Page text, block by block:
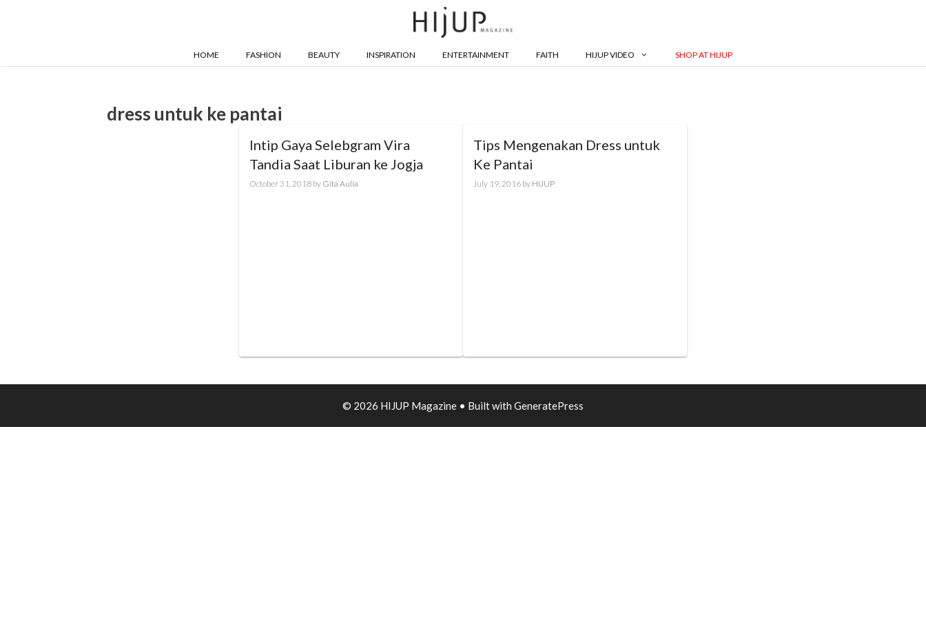
HOME FASHION BEAUTY INSPIRATION ENTERTAINMENT FAITH HIJUP VIDEO SHOP AT HIJUP
dress untuk ke pantai
Intip Gaya Selebgram Vira
Tandia Saat Liburan ke Jogja
October 31, 2018 by Gita Aulia
Tips Mengenakan Dress untuk
Ke Pantai
July 19, 2016 by HIJUP
© 2026 HIJUP Magazine • Built with GeneratePress